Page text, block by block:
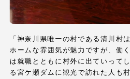
「神奈川県唯一の村である清川村
ホームな雰囲気が魅力ですが、働
は就職とともに村外に出ていって
る宮ケ瀬ダムに観光で訪れた人も